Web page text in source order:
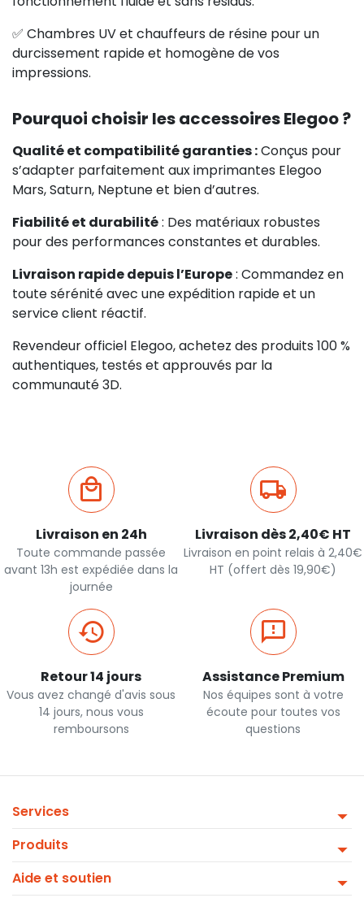
✅ Chambres UV et chauffeurs de résine pour un
durcissement rapide et homogène de vos
impressions.
Pourquoi choisir les accessoires Elegoo ?
Qualité et compatibilité garanties :Conçus pour
s’adapter parfaitement aux imprimantes Elegoo
Mars, Saturn, Neptune et bien d’autres.
Fiabilité et durabilité: Des matériaux robustes
pour des performances constantes et durables.
Livraison rapide depuis l’Europe: Commandez en
toute sérénité avec une expédition rapide et un
service client réactif.
Revendeur officiel Elegoo, achetez des produits 100 %
authentiques, testés et approuvés par la
communauté 3D.
Livraison en 24h
Toute commande passée
avant 13h est expédiée dans la
journée
Livraison dès 2,40€ HT
Livraison en point relais à 2,40€
HT (offert dès 19,90€)
Retour 14 jours
Vous avez changé d'avis sous
14 jours, nous vous
remboursons
Assistance Premium
Nos équipes sont à votre
écoute pour toutes vos
questions
Services
Produits
Aide et soutien